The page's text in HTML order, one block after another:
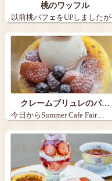
桃のワッフル
以前桃パフェをUPしました
日は桃のワ…
クレームブリュレのパ…
今日からSummer Cafe Fair…